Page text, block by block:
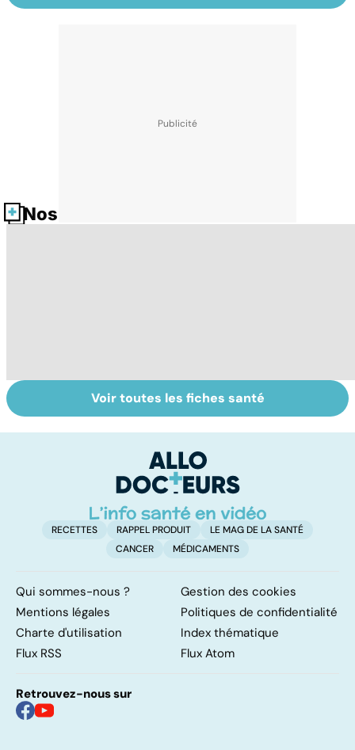
Nos fiches santé
Narcolepsie : des
crises de
Maladie de
Huntington : une
neurologique
incurable
Voir toutes les fiches santé
RECETTES RAPPEL PRODUIT
LE MAG DE LA SANTÉ
CANCER
MÉDICAMENTS
Qui sommes-nous ?
Gestion des cookies
Mentions légales
Politiques de confidentialité
Charte d'utilisation
Index thématique
Flux RSS
Flux Atom
Retrouvez-nous sur